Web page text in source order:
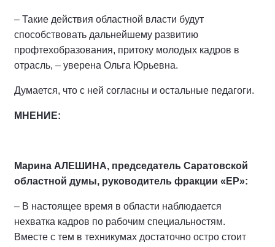
– Такие действия областной власти будут
способствовать дальнейшему развитию
профтехобразования, притоку молодых кадров в
отрасль, – уверена Ольга Юрьевна.
Думается, что с ней согласны и остальные педагоги.
МНЕНИЕ:
Марина АЛЕШИНА, председатель Саратовской
областной думы, руководитель фракции «ЕР»:
– В настоящее время в области наблюдается
нехватка кадров по рабочим специальностям.
Вместе с тем в техникумах достаточно остро стоит